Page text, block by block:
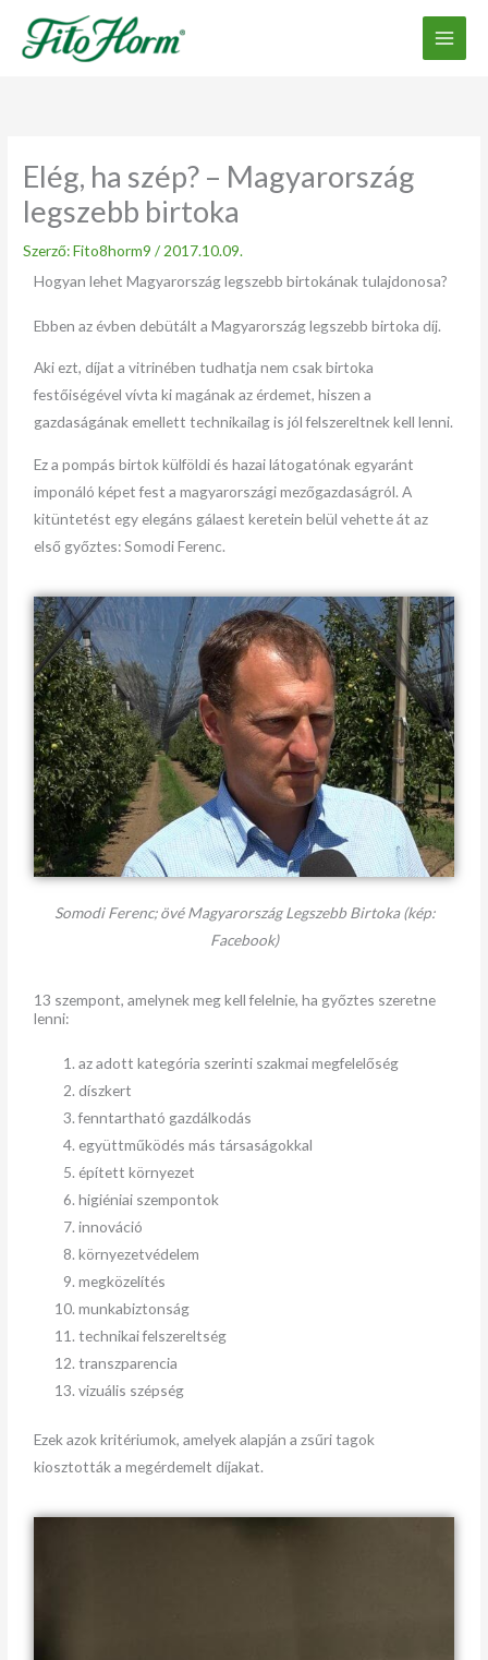
tartalomhoz
Elég, ha szép? – Magyarország
legszebb birtoka
Szerző:Fito8horm9/ 2017.10.09.
Hogyan lehet Magyarország legszebb birtokának tulajdonosa?
Ebben az évben debütált a Magyarország legszebb birtoka díj.
Aki ezt, díjat a vitrinében tudhatja nem csak birtoka
festőiségével vívta ki magának az érdemet, hiszen a
gazdaságának emellett technikailag is jól felszereltnek kell lenni.
Ez a pompás birtok külföldi és hazai látogatónak egyaránt
imponáló képet fest a magyarországi mezőgazdaságról. A
kitüntetést egy elegáns gálaest keretein belül vehette át az
első győztes: Somodi Ferenc.
Somodi Ferenc; övé Magyarország Legszebb Birtoka (kép:
Facebook)
13 szempont, amelynek meg kell felelnie, ha győztes szeretne
lenni:
az adott kategória szerinti szakmai megfelelőség
díszkert
fenntartható gazdálkodás
együttműködés más társaságokkal
épített környezet
higiéniai szempontok
innováció
környezetvédelem
megközelítés
munkabiztonság
technikai felszereltség
transzparencia
vizuális szépség
Ezek azok kritériumok, amelyek alapján a zsűri tagok
kiosztották a megérdemelt díjakat.